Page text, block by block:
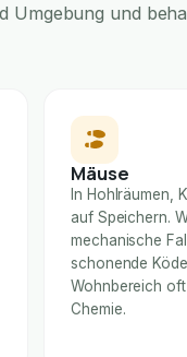
Umgebung und
Mäuse
In Hohlräumen,
auf Speichern.
mechanische
schonende
Wohnbereich
Chemie.